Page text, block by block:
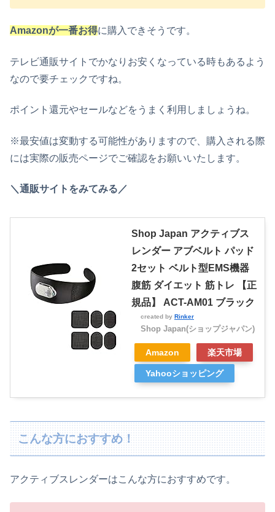
Amazonが一番お得に購入できそうです。
テレビ通販サイトでかなりお安くなっている時もあるよう
なので要チェックですね。
ポイント還元やセールなどをうまく利用しましょうね。
※最安値は変動する可能性がありますので、購入される際
には実際の販売ページでご確認をお願いいたします。
＼通販サイトをみてみる／
Shop Japan アクティブス
レンダー アブベルト パッド
2セット ベルト型EMS機器
腹筋 ダイエット 筋トレ 【正
規品】 ACT-AM01 ブラック
created by Rinker
Shop Japan(ショップジャパン)
Amazon 楽天市場
Yahooショッピング
こんな方におすすめ！
アクティブスレンダーはこんな方におすすめです。